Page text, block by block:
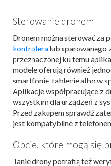
Sterowanie dronem
Dronem można sterować za
kontrolera lub sparowanego
przeznaczonej ku temu
modele oferują również
smartfonie, tablecie albo w
Aplikacje współpracujące z
wszystkim dla urządzeń z
Przed zakupem sprawdź
jest kompatybilne z
Opcje, które mogą się
Tanie drony potrafią też